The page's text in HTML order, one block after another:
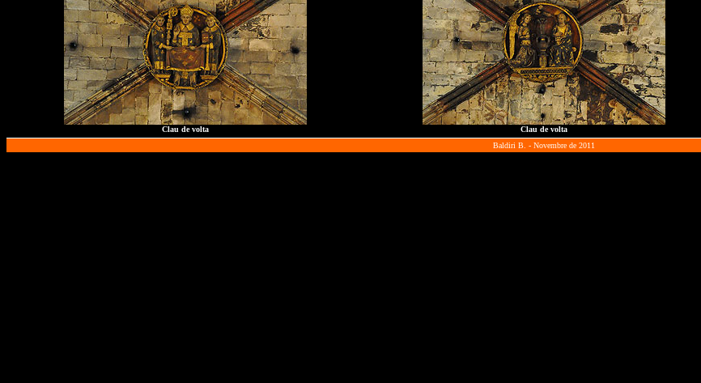
Clau de volta Clau de volta
Baldiri B. - Novembre de 2011